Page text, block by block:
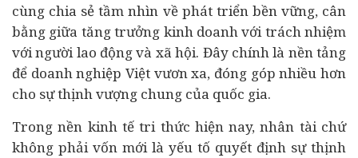
cùng chia sẻ tầm nhìn về phát triển bền vững, cân
bằng giữa tăng trưởng kinh doanh với trách nhiệm
với người lao động và xã hội. Đây chính là nền tảng
để doanh nghiệp Việt vươn xa, đóng góp nhiều hơn
cho sự thịnh vượng chung của quốc gia.
Trong nền kinh tế tri thức hiện nay, nhân tài chứ
không phải vốn mới là yếu tố quyết định sự thịnh